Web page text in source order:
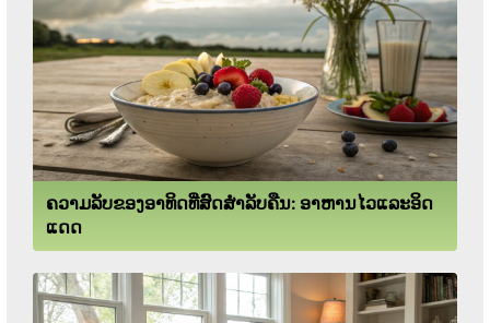
ຄວາມລັບຂອງອາທິດທີ່ສົດສໍາລັບຄືນ: ອາຫານໄວແລະອິດ
ແດດ